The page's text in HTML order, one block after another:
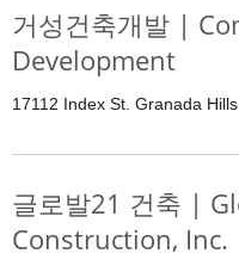
거성건축개발 |
Development
17112 Index St. Granada
글로발21 건축 |
Construction, Inc.